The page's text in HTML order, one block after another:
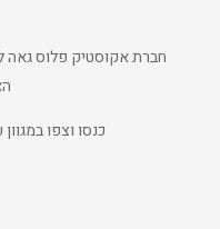
חברת אקוסטיק פלוס גאה
כנסו וצפו